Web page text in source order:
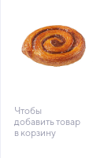
Чтобы
добавить товар
в корзину